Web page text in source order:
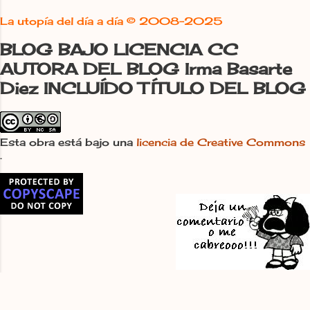
r
o
La utopía del día a día © 2008-2025
BLOG BAJO LICENCIA CC
AUTORA DEL BLOG Irma Basarte
Diez INCLUÍDO TÍTULO DEL BLOG
Esta obra está bajo una licencia de Creative Commons
.